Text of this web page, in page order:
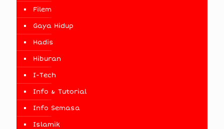
Filem
Gaya Hidup
Hadis
Hiburan
I-Tech
Info & Tutorial
Info Semasa
Islamik